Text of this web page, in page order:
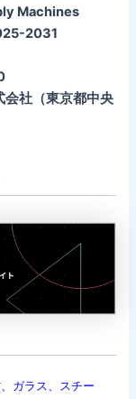
Machines
2031
社（東京都中央
ガラス、スチー